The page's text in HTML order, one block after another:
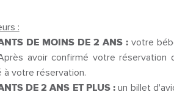
:
DE MOINS DE 2 ANS :votre
avoir confirmé votre réservation
à votre réservation.
DE 2 ANS ET PLUS : un billet